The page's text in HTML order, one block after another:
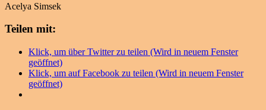
Acelya Simsek
Teilen mit:
Klick, um über Twitter zu teilen (Wird in neuem Fenster
geöffnet)
Klick, um auf Facebook zu teilen (Wird in neuem Fenster
geöffnet)